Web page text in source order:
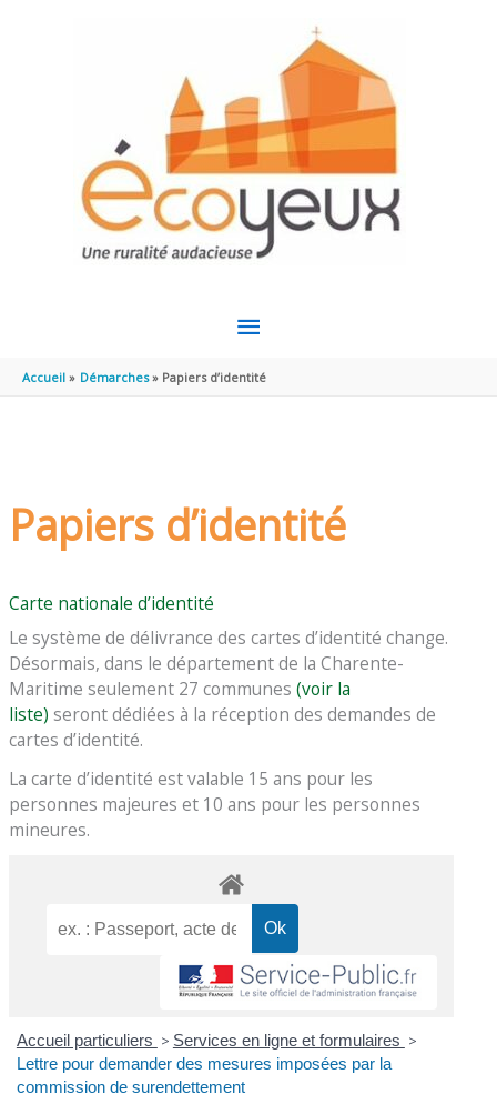
MENU
PRINCIPAL
Accueil Démarches Papiers d’identité
Papiers d’identité
Carte nationale d’identité
Le système de délivrance des cartes d’identité change.
Désormais, dans le département de la Charente-
Maritime seulement 27 communes(voir la
liste) seront dédiées à la réception des demandes de
cartes d’identité.
La carte d’identité est valable 15 ans pour les
personnes majeures et 10 ans pour les personnes
mineures.
Accueil particuliers > Services en ligne et formulaires >
Lettre pour demander des mesures imposées par la
commission de surendettement